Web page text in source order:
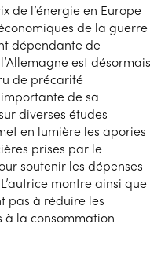
de l’énergie en Europe
de la guerre
dépendante de
est désormais
de précarité
de sa
diverses études
en lumière les apories
prises par le
soutenir les dépenses
montre ainsi que
pas à réduire les
à la consommation